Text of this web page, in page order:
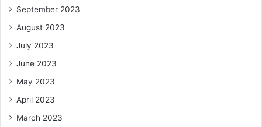
September 2023
August 2023
July 2023
June 2023
May 2023
April 2023
March 2023